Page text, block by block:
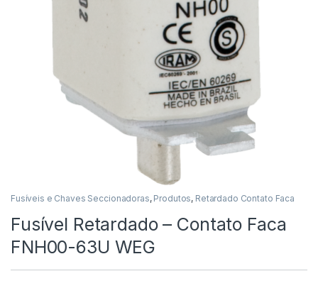
Fusíveis e Chaves Seccionadoras, Produtos, Retardado Contato Faca
Fusível Retardado – Contato Faca
FNH00-63U WEG